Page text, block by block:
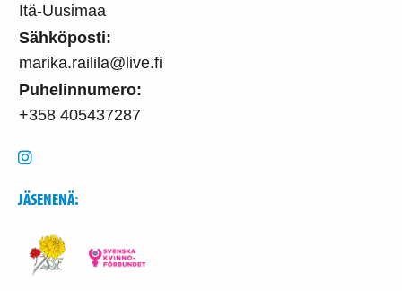
Itä-Uusimaa
Sähköposti:
marika.railila@live.fi
Puhelinnumero:
+358 405437287
JÄSENENÄ: